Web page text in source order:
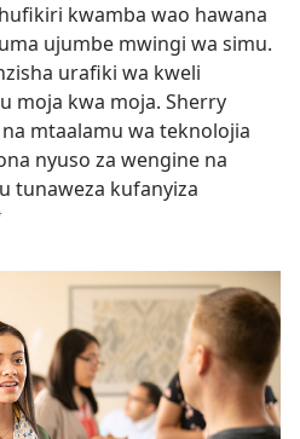
kwamba wao hawana
ujumbe mwingi wa simu.
urafiki wa kweli
moja kwa moja. Sherry
mtaalamu wa teknolojia
nyuso za wengine na
tunaweza kufanyiza